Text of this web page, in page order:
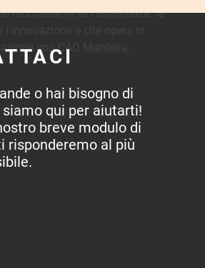
racchiude in sè l'esperienza, la
con CAD Mantova.
o hai bisogno di
qui per aiutarti!
breve modulo di
risponderemo al più